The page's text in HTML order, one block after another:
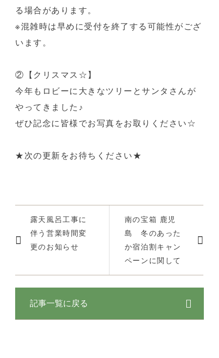
る場合があります。
※混雑時は早めに受付を終了する可能性がござ
います。
②【クリスマス☆】
今年もロビーに大きなツリーとサンタさんが
やってきました♪
ぜひ記念に皆様でお写真をお取りください☆
★次の更新をお待ちください★
露天風呂工事に
伴う営業時間変
更のお知らせ
南の宝箱 鹿児
島 冬のあった
か宿泊割キャン
ペーンに関して
記事一覧に戻る
愛犬と一緒に泊まれる宿D+KIRISHIMA
「AUBEGIO霧島観光ホテル」の離れとしてオー
プンした愛犬と一緒に泊まれる全4室の源泉かけ
流し露天風呂付客室です。
D+KIRISHIMA公式サイト限定選べる特典
きなものを1つお選びいただけます。
※連泊の場合、1泊のみ特典が付きます。1
予約に付き1つです。(複数のお部屋やグル
ープ様でご予約された場合でも、1つです)
※2食付プランのみ お選び頂けます。